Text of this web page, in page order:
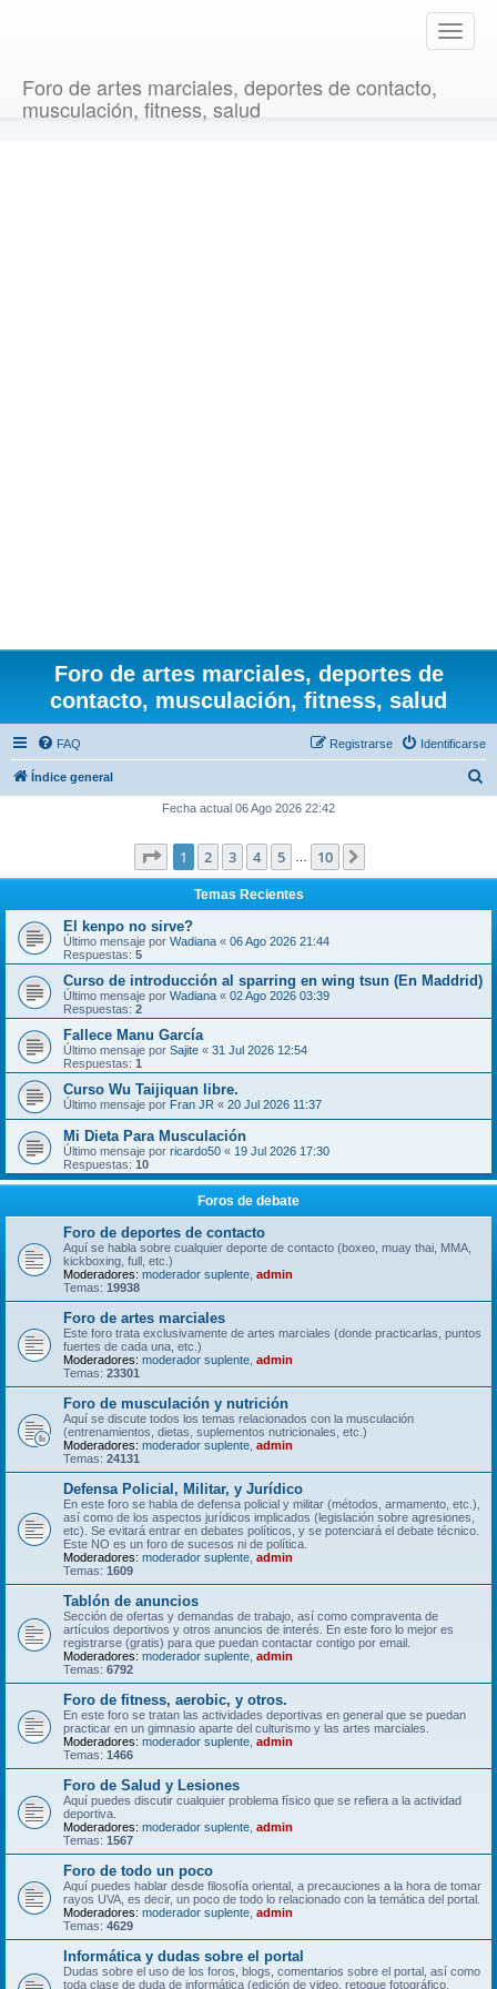
T
o
Foro de artes marciales, deportes de contacto,
musculación, fitness, salud
Foro de artes marciales, deportes de
contacto, musculación, fitness, salud
FAQ Identificarse
Registrarse
Índice general
a
r
Fecha actual 06 Ago 2026 22:42
Página de 10
1 2 3 4 5 10
Temas Recientes
El kenpo no sirve?
Último mensaje por Wadiana « 06 Ago 2026 21:44
Respuestas: 5
Curso de introducción al sparring en wing tsun (En Maddrid)
Último mensaje por Wadiana « 02 Ago 2026 03:39
Respuestas: 2
Fallece Manu García
Último mensaje por Sajite « 31 Jul 2026 12:54
Respuestas: 1
Curso Wu Taijiquan libre.
Último mensaje por Fran JR « 20 Jul 2026 11:37
Mi Dieta Para Musculación
Último mensaje por ricardo50 « 19 Jul 2026 17:30
Respuestas: 10
Foros de debate
Foro de deportes de contacto
Aquí se habla sobre cualquier deporte de contacto (boxeo, muay thai, MMA,
kickboxing, full, etc.)
Moderadores: moderador suplente admin
Temas: 19938
Foro de artes marciales
Este foro trata exclusivamente de artes marciales (donde practicarlas, puntos
fuertes de cada una, etc.)
Moderadores: moderador suplente admin
Temas: 23301
Foro de musculación y nutrición
Aquí se discute todos los temas relacionados con la musculación
(entrenamientos, dietas, suplementos nutricionales, etc.)
Moderadores: moderador suplente admin
Temas: 24131
Defensa Policial, Militar, y Jurídico
En este foro se habla de defensa policial y militar (métodos, armamento, etc.),
así como de los aspectos jurídicos implicados (legislación sobre agresiones,
etc). Se evitará entrar en debates políticos, y se potenciará el debate técnico.
Este NO es un foro de sucesos ni de política.
Moderadores: moderador suplente admin
Temas: 1609
Tablón de anuncios
Sección de ofertas y demandas de trabajo, así como compraventa de
artículos deportivos y otros anuncios de interés. En este foro lo mejor es
registrarse (gratis) para que puedan contactar contigo por email.
Moderadores: moderador suplente admin
Temas: 6792
Foro de fitness, aerobic, y otros.
En este foro se tratan las actividades deportivas en general que se puedan
practicar en un gimnasio aparte del culturismo y las artes marciales.
Moderadores: moderador suplente admin
Temas: 1466
Foro de Salud y Lesiones
Aquí puedes discutir cualquier problema físico que se refiera a la actividad
deportiva.
Moderadores: moderador suplente admin
Temas: 1567
Foro de todo un poco
Aquí puedes hablar desde filosofía oriental, a precauciones a la hora de tomar
rayos UVA, es decir, un poco de todo lo relacionado con la temática del portal.
Moderadores: moderador suplente admin
Temas: 4629
Informática y dudas sobre el portal
Dudas sobre el uso de los foros, blogs, comentarios sobre el portal, así como
toda clase de duda de informática (edición de video, retoque fotográfico,